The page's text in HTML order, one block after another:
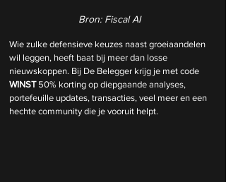
Bron: Fiscal AI
Wie zulke defensieve keuzes naast groeiaandelen
wil leggen, heeft baat bij meer dan losse
nieuwskoppen. Bij De Belegger krijg je met code
WINST 50% korting op diepgaande analyses,
portefeuille updates, transacties, veel meer en een
hechte community die je vooruit helpt.